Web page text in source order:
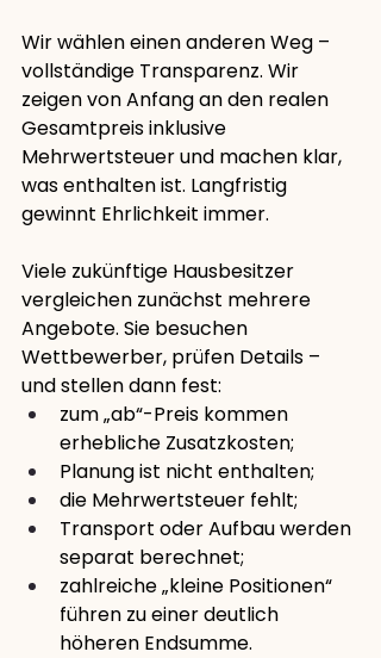
Wir wählen einen anderen Weg –
vollständige Transparenz. Wir
zeigen von Anfang an den realen
Gesamtpreis inklusive
Mehrwertsteuer und machen klar,
was enthalten ist. Langfristig
gewinnt Ehrlichkeit immer.
Viele zukünftige Hausbesitzer
vergleichen zunächst mehrere
Angebote. Sie besuchen
Wettbewerber, prüfen Details –
und stellen dann fest:
zum „ab“-Preis kommen
erhebliche Zusatzkosten;
Planung ist nicht enthalten;
die Mehrwertsteuer fehlt;
Transport oder Aufbau werden
separat berechnet;
zahlreiche „kleine Positionen“
führen zu einer deutlich
höheren Endsumme.